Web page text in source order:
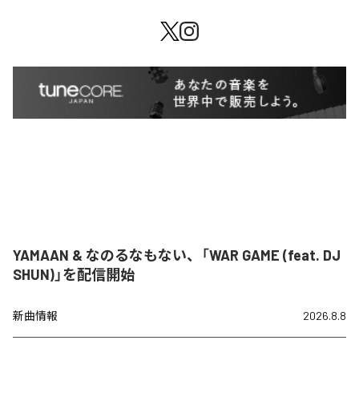
YAMAAN & なのるなもない、「WAR GAME (feat. DJ
SHUN)」を配信開始
新曲情報 2026.8.8